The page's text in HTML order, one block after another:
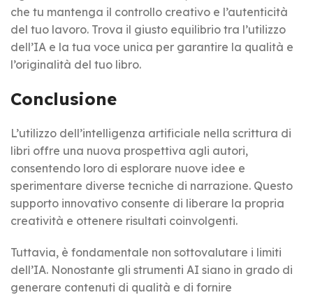
che tu mantenga il controllo creativo e l’autenticità
del tuo lavoro. Trova il giusto equilibrio tra l’utilizzo
dell’IA e la tua voce unica per garantire la qualità e
l’originalità del tuo libro.
Conclusione
L’utilizzo dell’intelligenza artificiale nella scrittura di
libri offre una nuova prospettiva agli autori,
consentendo loro di esplorare nuove idee e
sperimentare diverse tecniche di narrazione. Questo
supporto innovativo consente di liberare la propria
creatività e ottenere risultati coinvolgenti.
Tuttavia, è fondamentale non sottovalutare i limiti
dell’IA. Nonostante gli strumenti AI siano in grado di
generare contenuti di qualità e di fornire